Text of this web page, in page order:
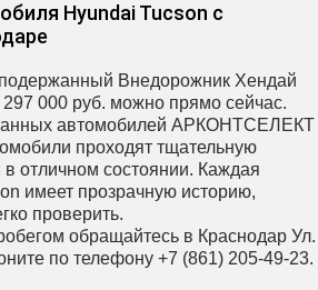
Hyundai Tucson с
Внедорожник Хендай
297 000 руб. можно прямо сейчас.
автомобилей АРКОНТСЕЛЕКТ
проходят тщательную
в отличном состоянии. Каждая
имеет прозрачную историю,
проверить.
обращайтесь в Краснодар Ул.
по телефону +7 (861) 205-49-23.